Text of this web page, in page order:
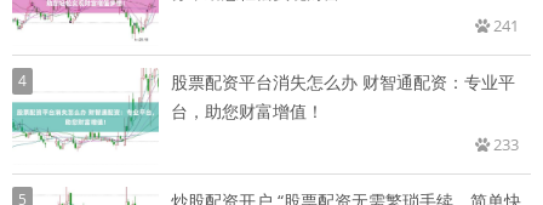
241
4
股票配资平台消失怎么办 财智通配资：专业平
台，助您财富增值！
233
5